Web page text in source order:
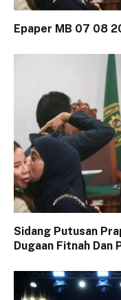
Epaper MB 07 08
Sidang Putusan
Dugaan Fitnah Dan